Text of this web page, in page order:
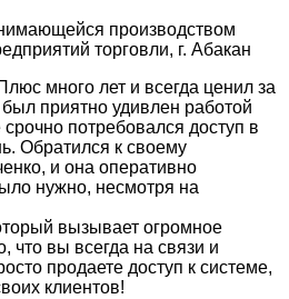
производством
торговли, г. Абакан
много лет и всегда ценил за
приятно удивлен работой
потребовался доступ в
Обратился к своему
и она оперативно
нужно, несмотря на
вызывает огромное
что вы всегда на связи и
продаете доступ к системе,
клиентов!